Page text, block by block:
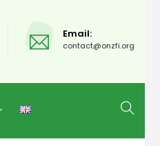
Email:
contact@onzfi.org